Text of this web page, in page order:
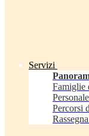
Servizi
Famiglie
Percorsi